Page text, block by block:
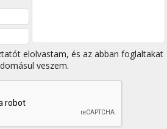
elolvastam, és az abban foglaltakat
veszem.